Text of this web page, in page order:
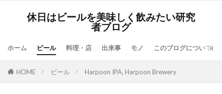
休日はビールを美味しく飲みたい研究
者ブログ
ホーム ビール 料理・店 出来事 モノ このブログについて
HOME ビール Harpoon IPA, Harpoon Brewery